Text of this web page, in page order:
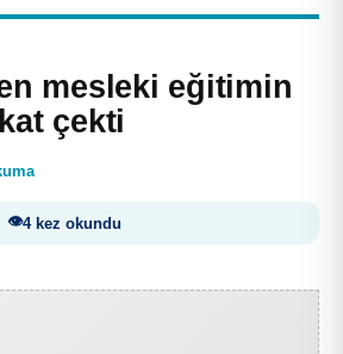
mesleki eğitimin
çekti
4 kez okundu